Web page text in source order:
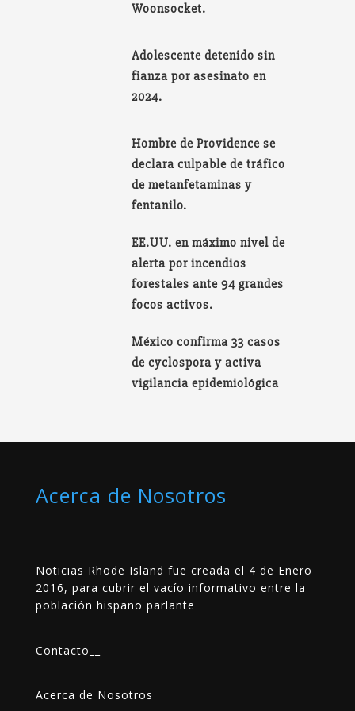
Woonsocket.
Adolescente detenido sin
fianza por asesinato en
2024.
Hombre de Providence se
declara culpable de tráfico
de metanfetaminas y
fentanilo.
EE.UU. en máximo nivel de
alerta por incendios
forestales ante 94 grandes
focos activos.
México confirma 33 casos
de cyclospora y activa
vigilancia epidemiológica
Acerca de Nosotros
Noticias Rhode Island fue creada el 4 de Enero
2016, para cubrir el vacío informativo entre la
población hispano parlante
Contacto
Acerca de Nosotros